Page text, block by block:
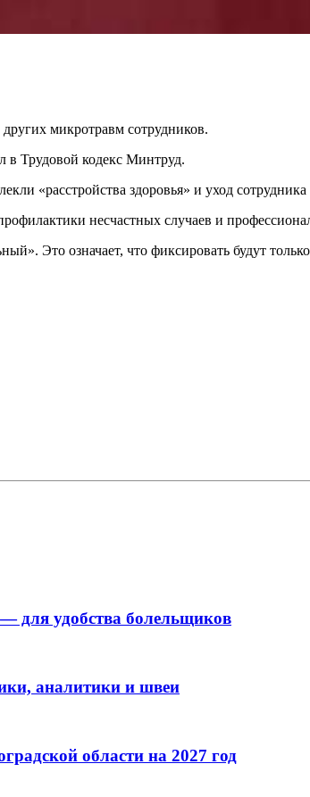
микротравм сотрудников.
Трудовой кодекс Минтруд.
«расстройства здоровья» и уход
несчастных случаев и
Это означает, что фиксировать будут
для удобства болельщиков
аналитики и швеи
области на 2027 год